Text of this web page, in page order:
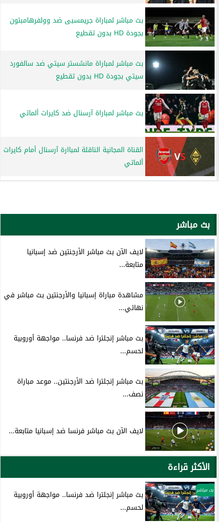
بث مباشر لمباراة جريمسبى ضد وولفرهامبتون
بجودة HD بدون تقطيع
بث مباشر لمباراة مانشستر سيتي ضد سالفورد
سيتي بجودة HD بدون تقطيع
بث مباشر لمباراة آرسنال ضد كايرات ألماتي
القناة المجانية الناقلة لمباارة آرسنال أمام كايرات
ألماتي
بث مباشر
لايف الآن بث مباشر الأرجنتين ضد إسبانيا
متابعة...
مشاهدة مباراة إسبانيا والأرجنتين بث مباشر في
نهائي...
بث مباشر إنجلترا ضد فرنسا.. مواجهة أوروبية
لحسم...
بث مباشر إنجلترا ضد الأرجنتين.. موعد مباراة
نصف...
لايف الآن بث مباشر فرنسا ضد إسبانيا متابعة...
الأكثر قراءة
بث مباشر
بث مباشر إنجلترا ضد فرنسا.. مواجهة أوروبية
لحسم...